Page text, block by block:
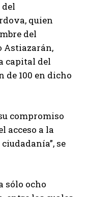
quien
del
Astiazarán,
capital del
de 100 en dicho
compromiso
acceso a la
se
sólo ocho